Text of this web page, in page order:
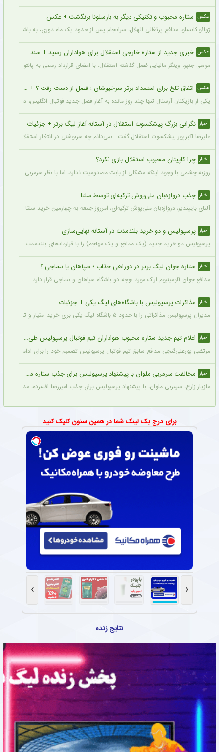
عکس ستاره محبوب و تکنیکی دیگر به بارسلونا برنگشت + عکس
ژوائو کانسلو، مدافع پرتغالی الهلال، سرانجام پس از حدود یک ماه دوری، به باشگاه
عکس خبری جدید از ستاره خارجی استقلال برای هواداران رسید + سند
موسی جنپو، وینگر مالیایی فصل گذشته استقلال، با امضای قرارداد رسمی به پانتولیکوس
عکس اتفاق تلخ برای استعداد برتر سرخپوشان ؛ فصل از دست رفت ؟ + عکس
یکی از بازیکنان آرسنال تنها چند روز مانده به آغاز فصل جدید فوتبال انگلیس، دچار
اخبار نگرانی بزرگ پیشکسوت استقلال در آستانه آغاز لیگ برتر + جزئیات
علیرضا اکبرپور پیشکسوت استقلال گفت : نمی‌دانم چه سرنوشتی در انتظار استقلال
اخبار چرا کاپیتان محبوب استقلال بازی نکرد؟
روزبه چشمی با وجود اینکه مشکلی از بابت مصدومیت ندارد، اما با نظر سرمربی استقلال
اخبار جذب دروازه‌بان ملی‌پوش ترکیه‌ای توسط سلتا
آلتای باییندیر، دروازه‌بان ملی‌پوش ترکیه‌ای، امرروز جمعه به چهارمین خرید سلتا برای فصل ۲۷-۲۰۲۶ تبدیل
اخبار پرسپولیس و دو خرید بلندمدت در آستانه نهایی‌سازی
پرسپولیس دو خرید جدید (یک مدافع و یک مهاجم) را با قراردادهای بلندمدت نهایی کرده
اخبار ستاره جوان لیگ برتر در دوراهی جذاب ؛ سپاهان یا نساجی ؟
مدافع جوان آلومینیوم اراک مورد توجه دو باشگاه سپاهان و نساجی قرار دارد.
اخبار مذاکرات پرسپولیس با باشگاه‌های لیگ یکی + جزئیات
مدیران پرسپولیس مذاکراتی را با حدود ۵ باشگاه لیگ یکی برای خرید امتیاز و تشکیل تیم «ب» آغاز کرده‌اند.
اخبار اعلام تیم جدید ستاره محبوب هواداران تیم فوتبال پرسپولیس طی ۴۸ ساعت آینده
مرتضی پورعلی‌گنجی مدافع سابق تیم فوتبال پرسپولیس تصمیم خود را برای ادامه
اخبار مخالفت سرمربی ملوان با پیشنهاد پرسپولیس برای جذب ستاره محبوبش
مازیار زارع، سرمربی ملوان، با پیشنهاد پرسپولیس برای جذب امیررضا افسرده، مدافع
برای درج بک لینک شما در همین ستون کلیک کنید
‹
›
نتایج زنده